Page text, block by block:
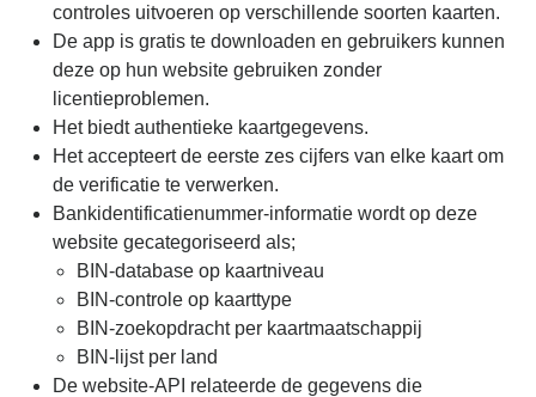
controles uitvoeren op verschillende soorten kaarten.
De app is gratis te downloaden en gebruikers kunnen
deze op hun website gebruiken zonder
licentieproblemen.
Het biedt authentieke kaartgegevens.
Het accepteert de eerste zes cijfers van elke kaart om
de verificatie te verwerken.
Bankidentificatienummer-informatie wordt op deze
website gecategoriseerd als;
BIN-database op kaartniveau
BIN-controle op kaarttype
BIN-zoekopdracht per kaartmaatschappij
BIN-lijst per land
De website-API relateerde de gegevens die